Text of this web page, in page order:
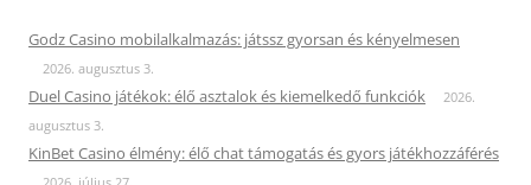
Godz Casino mobilalkalmazás: játssz gyorsan és kényelmesen
2026. augusztus 3.
Duel Casino játékok: élő asztalok és kiemelkedő funkciók
2026.
augusztus 3.
KinBet Casino élmény: élő chat támogatás és gyors játékhozzáférés